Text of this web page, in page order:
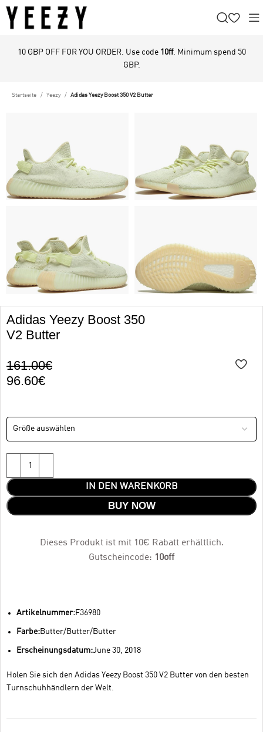
10 GBP OFF FOR YOU ORDER. Use code 10ff. Minimum spend 50
GBP.
Startseite Yeezy Adidas Yeezy Boost 350 V2 Butter
Adidas Yeezy Boost 350
V2 Butter
161.00€
96.60€
IN DEN WARENKORB
BUY NOW
Dieses Produkt ist mit 10€ Rabatt erhältlich.
Gutscheincode: 10off
Artikelnummer:F36980
Farbe:Butter/Butter/Butter
Erscheinungsdatum:June 30, 2018
Holen Sie sich den Adidas Yeezy Boost 350 V2 Butter von den besten
Turnschuhhändlern der Welt.